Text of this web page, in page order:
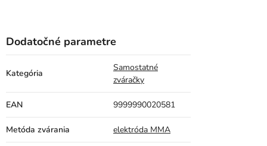
Dodatočné parametre
Kategória
Samostatné
zváračky
EAN 9999990020581
Metóda zvárania elektróda MMA